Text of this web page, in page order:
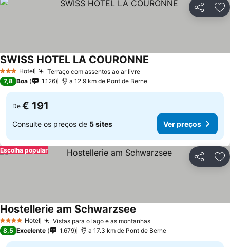
Partilhar
3 EstrelasHotel Terraço com assentos ao ar livre
SWISS HOTEL LA COURONNE
7,8 Boa 1.126 a 12.9 km de Pont de Berne
De € 191
Consulte os preços de 5 sites Ver preços
Partilhar
Escolha popular
4 EstrelasHotel Vistas para o lago e as montanhas
Hostellerie am Schwarzsee
8,5 Excelente 1.679 a 17.3 km de Pont de Berne